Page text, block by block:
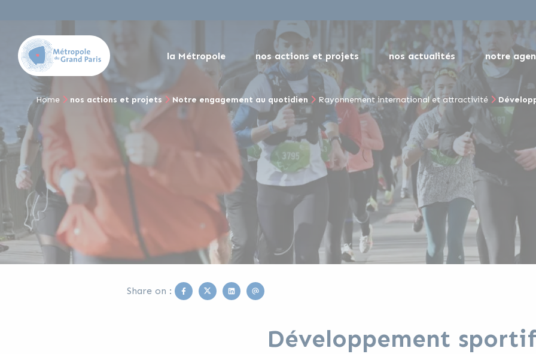
la Métropole nos actions et projets nos actualités notre
Home nos actions et projets Notre engagement au quotidien Rayonnement international et attractivité
Share on : Facebook
TwitterLinkedinEmail
Développement